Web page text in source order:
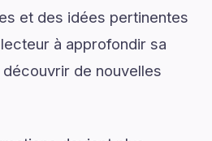
et des idées pertinentes
à approfondir sa
de nouvelles